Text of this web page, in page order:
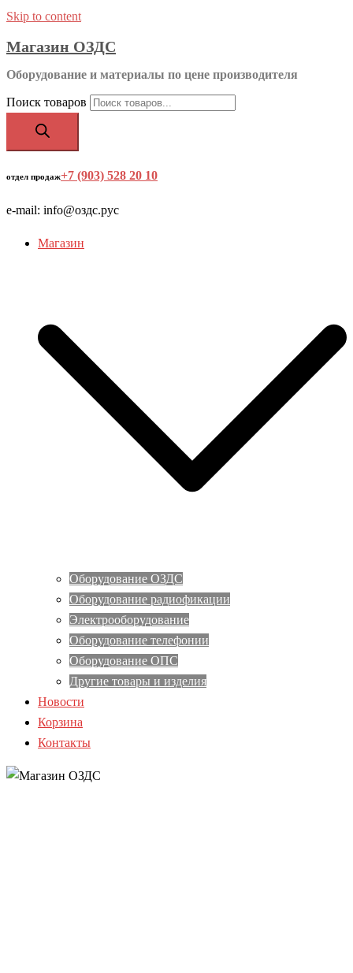
Skip to content
Магазин ОЗДС
Оборудование и материалы по цене производителя
Поиск товаров
отдел продаж+7 (903) 528 20 10
e-mail: info@оздс.рус
Магазин
Оборудование ОЗДС
Оборудование радиофикации
Электрооборудование
Оборудование телефонии
Оборудование ОПС
Другие товары и изделия
Новости
Корзина
Контакты